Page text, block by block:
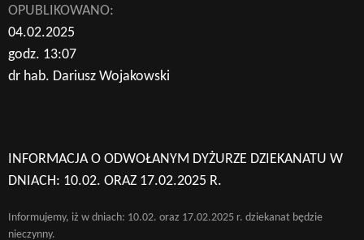
OPUBLIKOWANO:
04.02.2025
godz. 13:07
dr hab. Dariusz Wojakowski
INFORMACJA O ODWOŁANYM DYŻURZE DZIEKANATU W
DNIACH: 10.02. ORAZ 17.02.2025 R.
Informujemy, iż w dniach: 10.02. oraz 17.02.2025 r. dziekanat będzie
nieczynny.